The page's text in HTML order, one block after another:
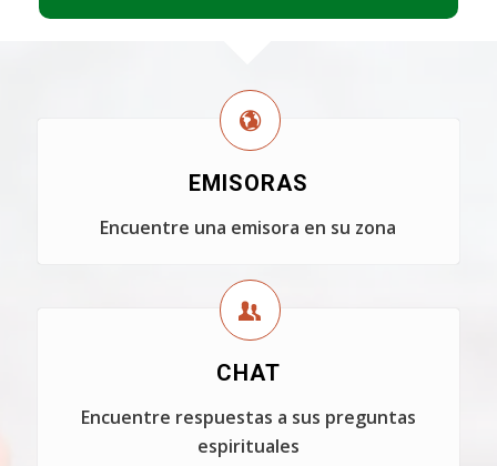
EMISORAS
Encuentre una emisora en su zona
CHAT
Encuentre respuestas a sus preguntas
espirituales